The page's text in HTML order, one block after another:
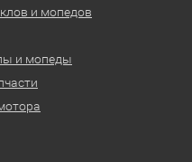
и мопедов
и мопеды